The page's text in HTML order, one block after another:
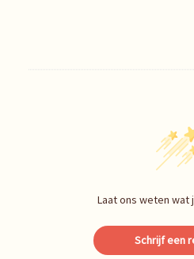
Laat ons weten wat
Schrijf een